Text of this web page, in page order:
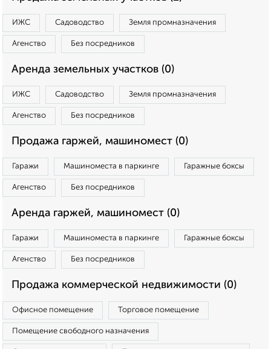
ИЖС Садоводство Земля промназначения
Агенство Без посредников
Аренда земельных участков (0)
ИЖС Садоводство Земля промназначения
Агенство Без посредников
Продажа гаржей, машиномест (0)
Гаражи Машиноместа в паркинге Гаражные боксы
Агенство Без посредников
Аренда гаржей, машиномест (0)
Гаражи Машиноместа в паркинге Гаражные боксы
Агенство Без посредников
Продажа коммерческой недвижимости (0)
Офисное помещение Торговое помещение
Помещение свободного назначения